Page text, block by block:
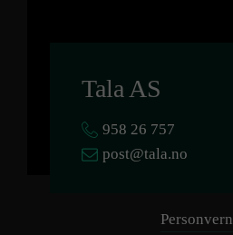
Tala AS
958 26 757
post@tala.no
Personvern